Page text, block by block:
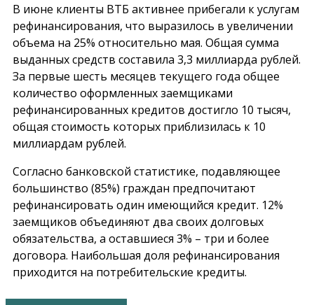
В июне клиенты ВТБ активнее прибегали к услугам
рефинансирования, что выразилось в увеличении
объема на 25% относительно мая. Общая сумма
выданных средств составила 3,3 миллиарда рублей.
За первые шесть месяцев текущего года общее
количество оформленных заемщиками
рефинансированных кредитов достигло 10 тысяч,
общая стоимость которых приблизилась к 10
миллиардам рублей.
Согласно банковской статистике, подавляющее
большинство (85%) граждан предпочитают
рефинансировать один имеющийся кредит. 12%
заемщиков объединяют два своих долговых
обязательства, а оставшиеся 3% – три и более
договора. Наибольшая доля рефинансирования
приходится на потребительские кредиты.